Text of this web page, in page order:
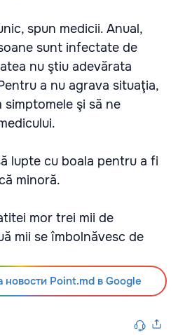
spun medicii. Anual,
sunt infectate de
nu ştiu adevărata
a nu agrava situaţia,
şi să ne
lupte cu boala pentru a fi
minoră.
mor trei mii de
mii se îmbolnăvesc de
Point.md в Google